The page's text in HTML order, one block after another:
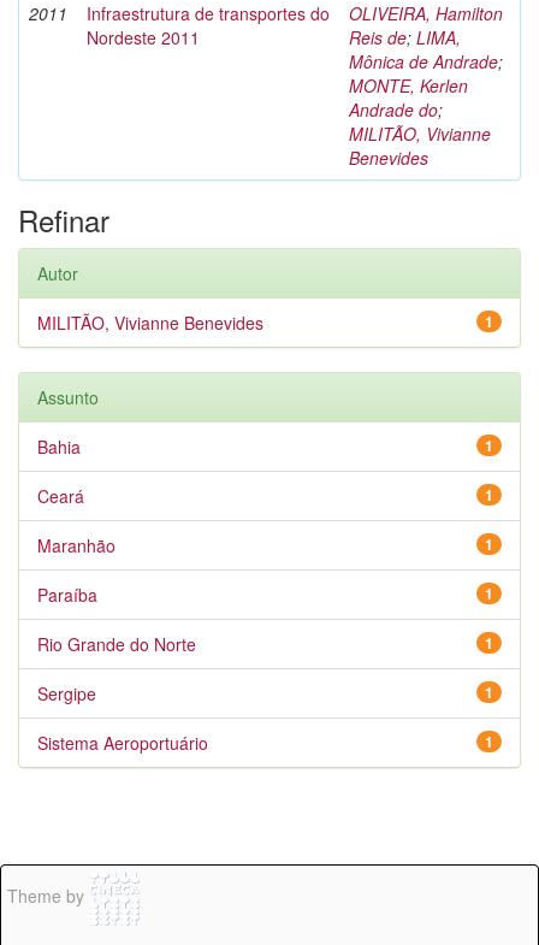
2011
Infraestrutura de transportes do
Nordeste 2011
OLIVEIRA, Hamilton
Reis de; LIMA,
Mônica de Andrade;
MONTE, Kerlen
Andrade do;
MILITÃO, Vivianne
Benevides
Refinar
Autor
1
MILITÃO, Vivianne Benevides
Assunto
1
Bahia
1
Ceará
1
Maranhão
1
Paraíba
1
Rio Grande do Norte
1
Sergipe
1
Sistema Aeroportuário
Theme by